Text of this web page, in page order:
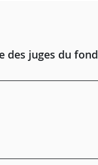
des juges du fond